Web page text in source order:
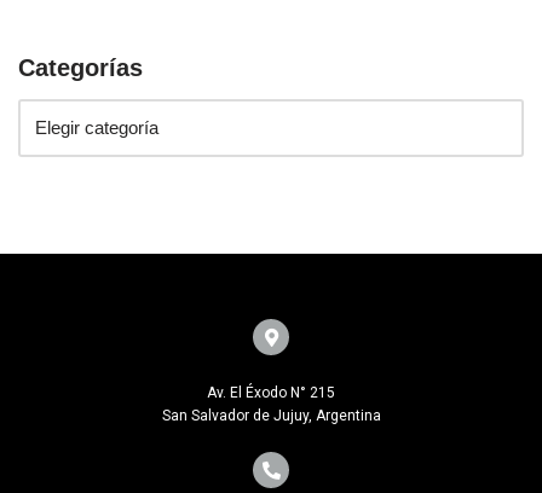
Categorías
Av. El Éxodo N° 215
San Salvador de Jujuy, Argentina